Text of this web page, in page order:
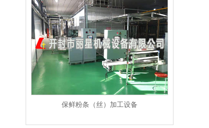
保鲜粉条（丝）加工设备